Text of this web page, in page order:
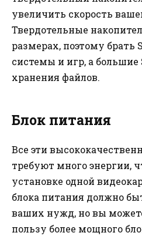
увеличить скорость
Твердотельные
размерах, поэтому брать
системы и игр, а большие
хранения файлов.
Блок питания
Все эти
требуют много энергии,
установке одной
блока питания должно
ваших нужд, но вы
пользу более мощного